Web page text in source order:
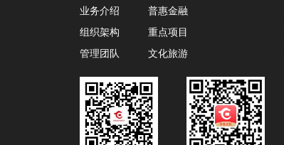
业务介绍
组织架构
管理团队
普惠金融
重点项目
文化旅游